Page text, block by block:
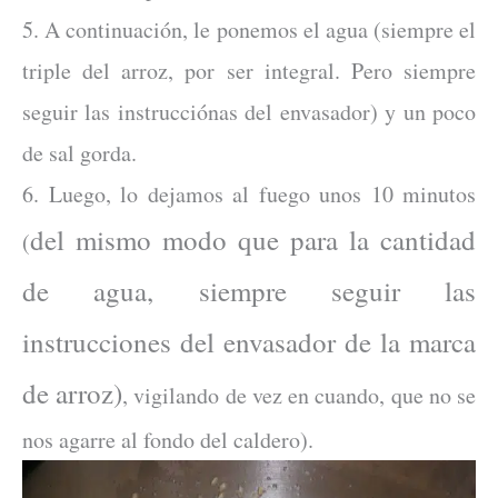
5. A continuación, le ponemos el agua (siempre el
triple del arroz, por ser integral. Pero siempre
seguir las instrucciónas del envasador) y un poco
de sal gorda.
6. Luego, lo dejamos al fuego unos 10 minutos
(del mismo modo que para la cantidad
de agua, siempre seguir las
instrucciones del envasador de la marca
de arroz), vigilando de vez en cuando, que no se
nos agarre al fondo del caldero).